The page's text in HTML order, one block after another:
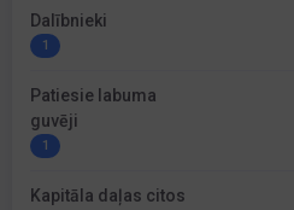
Dalībnieki
1
Patiesie labuma
guvēji
1
Kapitāla daļas citos